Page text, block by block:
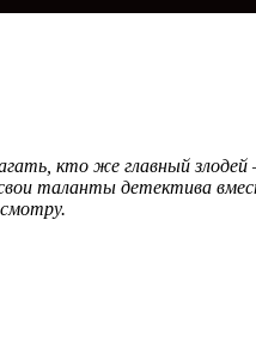
кто же главный
таланты детектива